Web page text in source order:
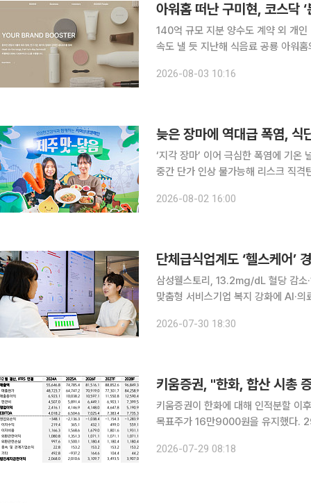
아워홈 떠난 구미현, 코스닥
140억 규모 지분 양수도 계약 외 개
속도 낼 듯 지난해 식음료 공룡 아워홈의 지분을 매각한 구미현 전 아워홈 회장이 코스닥 상장 화장
취득을 합쳐 직접 240억원대 사재를
2026-08-03 10:16
늦은 장마에 역대급 폭염, 식
‘지각 장마’ 이어 극심한 폭염에 기온
중간 단가 인상 불가능해 리스크 직격
화로 인해 식재료 가격이 롤러코스터
2026-08-02 16:00
단체급식업계도 ‘헬스케어’
삼성웰스토리, 13.2mg/dL 혈당 감소
맞춤형 서비스기업 복지 강화에 AI·의료데이터
동 데이터를 AI로 분석해 맞춤형 식단
2026-07-30 18:30
키움증권, "한화, 합산 시총
키움증권이 한화에 대해 인적분할 이
목표주가 16만9000원을 유지했다. 29일 안영준 키움증권 연구원은 "최근 한화의 주가는 순자산
60% 중후반대에서 일정하게 유지되
2026-07-29 08:18